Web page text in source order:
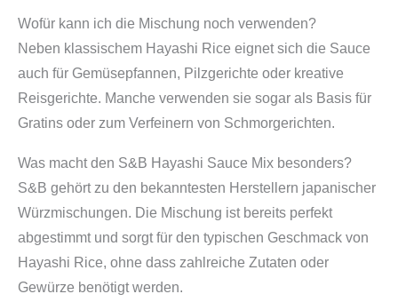
Wofür kann ich die Mischung noch verwenden?
Neben klassischem Hayashi Rice eignet sich die Sauce
auch für Gemüsepfannen, Pilzgerichte oder kreative
Reisgerichte. Manche verwenden sie sogar als Basis für
Gratins oder zum Verfeinern von Schmorgerichten.
Was macht den S&B Hayashi Sauce Mix besonders?
S&B gehört zu den bekanntesten Herstellern japanischer
Würzmischungen. Die Mischung ist bereits perfekt
abgestimmt und sorgt für den typischen Geschmack von
Hayashi Rice, ohne dass zahlreiche Zutaten oder
Gewürze benötigt werden.